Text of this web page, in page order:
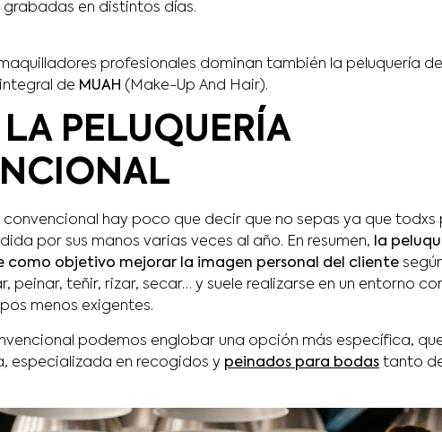
grabadas en distintos días.
profesionales dominan también la peluquería
de MUAH (Make-Up And Hair).
PELUQUERÍA
convencional hay poco que decir que no sepas ya que todxs
por sus manos varias veces al año. En resumen,
la
como objetivo mejorar la imagen personal del cliente
peinar, teñir, rizar, secar… y suele realizarse en un entorno
menos exigentes.
podemos englobar una opción más específica,
especializada en recogidos y peinados para bodas tanto